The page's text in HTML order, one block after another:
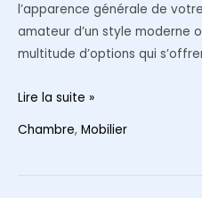
l’apparence générale de
amateur d’un style moderne
multitude d’options qui
Comment
Lire la suite »
Chambre, Mobilier